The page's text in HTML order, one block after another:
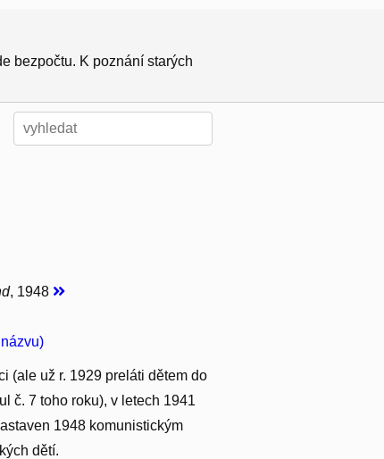
bezpočtu. K poznání starých
, 1948
(ale už r. 1929 preláti dětem do
č. 7 toho roku), v letech 1941
1948 komunistickým
dětí.